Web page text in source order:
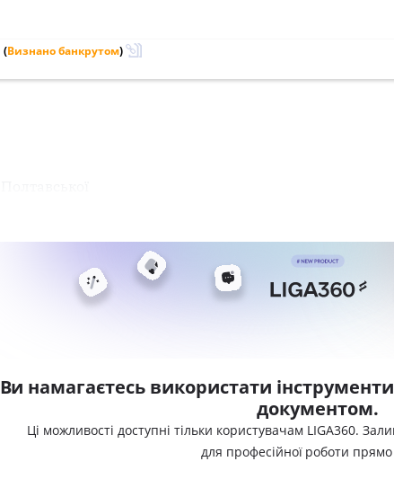
(Визнано банкрутом)
Ви намагаєтесь використати
документом.
Ці можливості доступні тільки користувачам LIGA360.
для професійної роботи